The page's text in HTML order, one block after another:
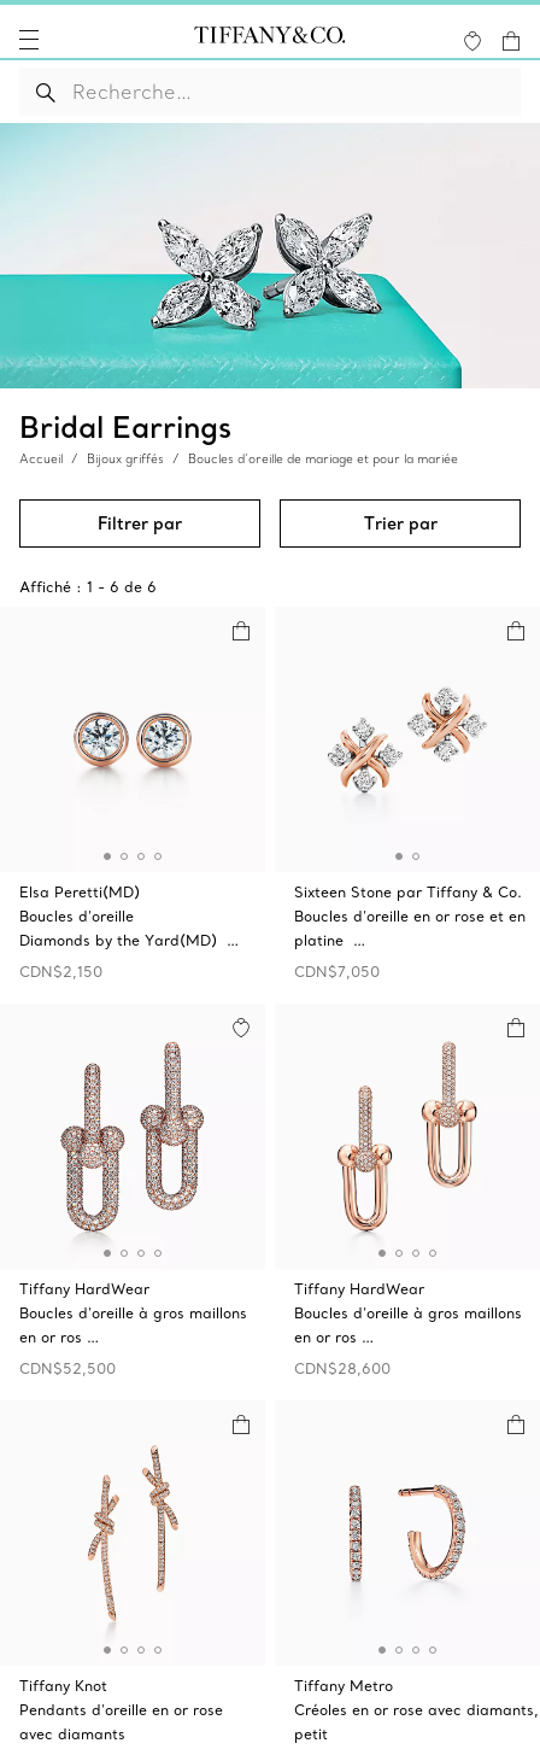
Bridal Earrings
Accueil Bijoux griffés Boucles d’oreille de mariage et pour la mariée
Filtrer par Trier par
Affiché : 1 - 6 de 6
Elsa Peretti(MD)
Boucles d’oreille
Diamonds by the Yard(MD) …
CDN$2,150
Sixteen Stone par Tiffany & Co.
Boucles d’oreille en or rose et en
platine …
CDN$7,050
Tiffany HardWear
Boucles d’oreille à gros maillons
en or ros …
CDN$52,500
Tiffany HardWear
Boucles d’oreille à gros maillons
en or ros …
CDN$28,600
Tiffany Knot
Pendants d’oreille en or rose
avec diamants
Tiffany Metro
Créoles en or rose avec diamants,
petit